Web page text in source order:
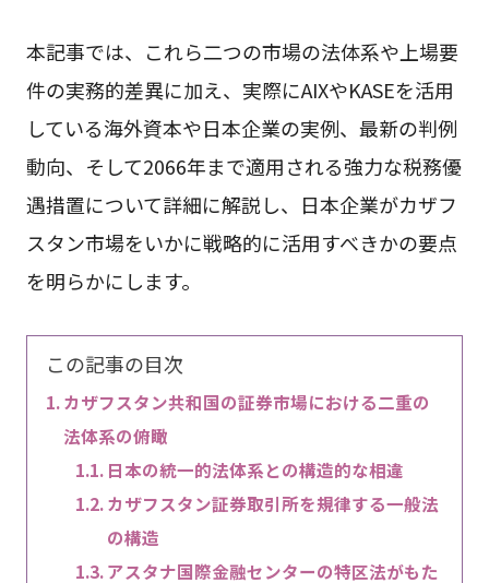
本記事では、これら二つの市場の法体系や上場要
件の実務的差異に加え、実際にAIXやKASEを活用
している海外資本や日本企業の実例、最新の判例
動向、そして2066年まで適用される強力な税務優
遇措置について詳細に解説し、日本企業がカザフ
スタン市場をいかに戦略的に活用すべきかの要点
を明らかにします。
この記事の目次
カザフスタン共和国の証券市場における二重の
法体系の俯瞰
日本の統一的法体系との構造的な相違
カザフスタン証券取引所を規律する一般法
の構造
アスタナ国際金融センターの特区法がもた